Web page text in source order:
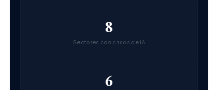
8
Sectores con casos de IA
6